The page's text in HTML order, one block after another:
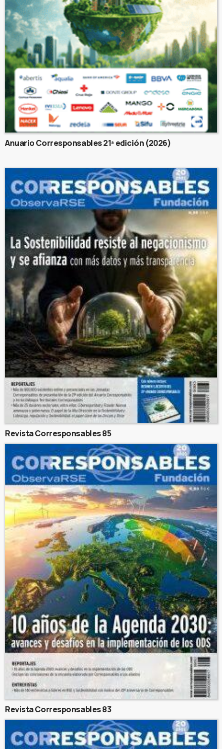
Anuario Corresponsables 21ª edición (2026)
Revista Corresponsables 85
Revista Corresponsables 83